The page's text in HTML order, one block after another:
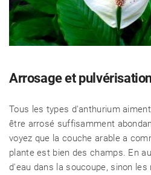
Arrosage et
Tous les types d'anthurium
être arrosé suffisamment
voyez que la couche arable a
plante est bien des champs. En
d'eau dans la soucoupe, sinon